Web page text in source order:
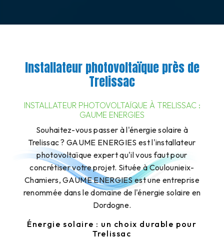
Installateur photovoltaïque près de
Trelissac
INSTALLATEUR PHOTOVOLTAÏQUE À TRELISSAC :
GAUME ENERGIES
Souhaitez-vous passer à l'énergie solaire à
Trelissac ? GAUME ENERGIES est l'installateur
photovoltaïque expert qu'il vous faut pour
concrétiser votre projet. Située à Coulounieix-
Chamiers, GAUME ENERGIES est une entreprise
renommée dans le domaine de l'énergie solaire en
Dordogne.
Énergie solaire : un choix durable pour
Trelissac